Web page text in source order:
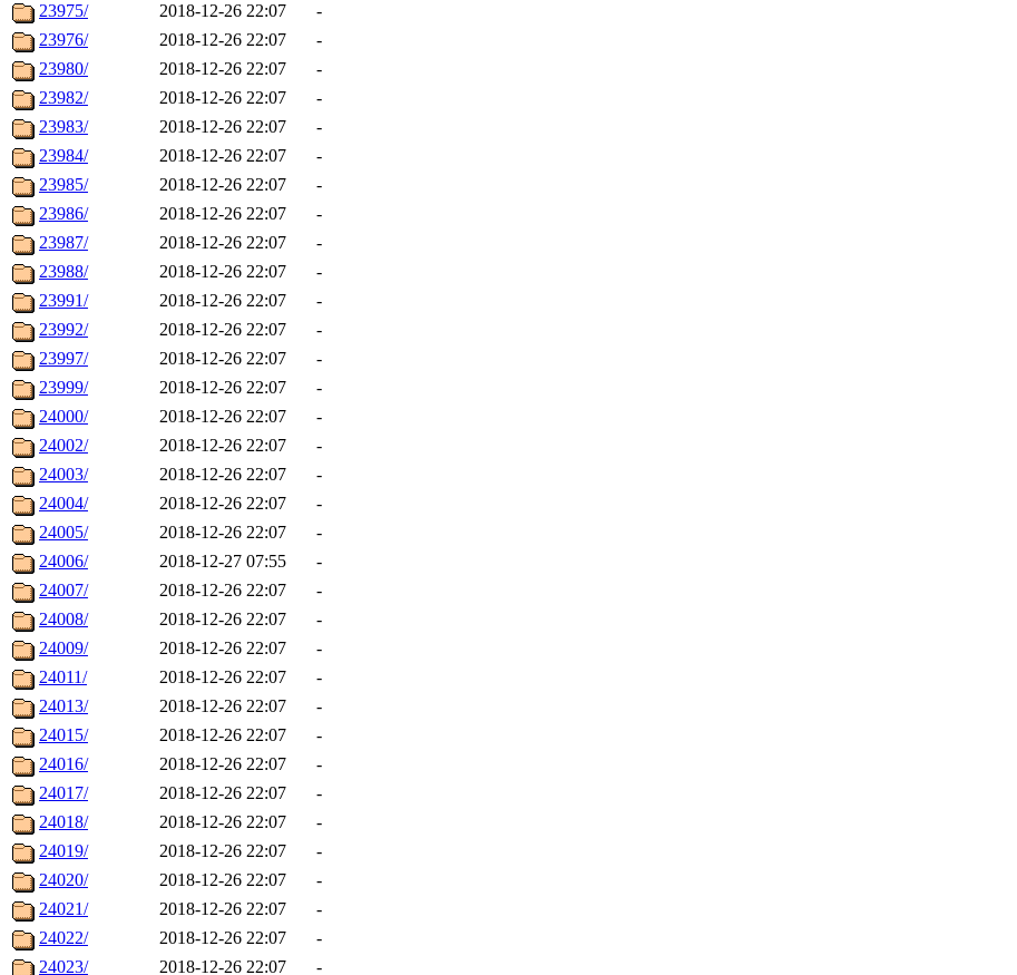
23975/
2018-12-26 22:07
-
23976/
2018-12-26 22:07
-
23980/
2018-12-26 22:07
-
23982/
2018-12-26 22:07
-
23983/
2018-12-26 22:07
-
23984/
2018-12-26 22:07
-
23985/
2018-12-26 22:07
-
23986/
2018-12-26 22:07
-
23987/
2018-12-26 22:07
-
23988/
2018-12-26 22:07
-
23991/
2018-12-26 22:07
-
23992/
2018-12-26 22:07
-
23997/
2018-12-26 22:07
-
23999/
2018-12-26 22:07
-
24000/
2018-12-26 22:07
-
24002/
2018-12-26 22:07
-
24003/
2018-12-26 22:07
-
24004/
2018-12-26 22:07
-
24005/
2018-12-26 22:07
-
24006/
2018-12-27 07:55
-
24007/
2018-12-26 22:07
-
24008/
2018-12-26 22:07
-
24009/
2018-12-26 22:07
-
24011/
2018-12-26 22:07
-
24013/
2018-12-26 22:07
-
24015/
2018-12-26 22:07
-
24016/
2018-12-26 22:07
-
24017/
2018-12-26 22:07
-
24018/
2018-12-26 22:07
-
24019/
2018-12-26 22:07
-
24020/
2018-12-26 22:07
-
24021/
2018-12-26 22:07
-
24022/
2018-12-26 22:07
-
24023/
2018-12-26 22:07
-